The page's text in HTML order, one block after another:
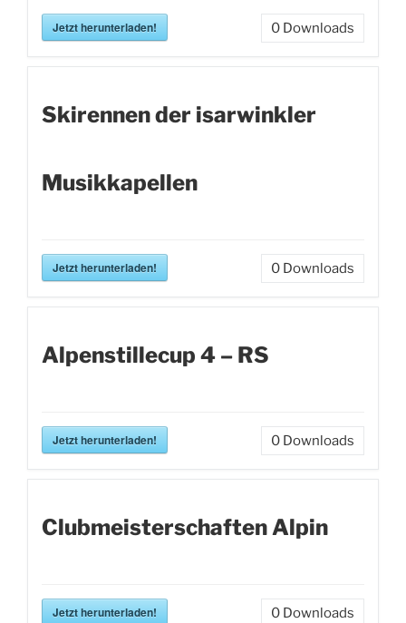
Jetzt herunterladen! 0 Downloads
Skirennen der isarwinkler
Musikkapellen
Jetzt herunterladen! 0 Downloads
Alpenstillecup 4 – RS
Jetzt herunterladen! 0 Downloads
Clubmeisterschaften Alpin
Jetzt herunterladen! 0 Downloads